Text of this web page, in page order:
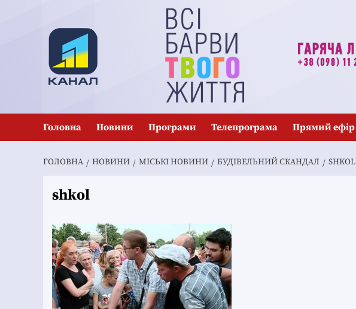
Головна Новини Програми Телепрограма Прямий ефір
ГОЛОВНА НОВИНИ MІСЬКІ НОВИНИ БУДІВЕЛЬНИЙ СКАНДАЛ SHKOL
shkol